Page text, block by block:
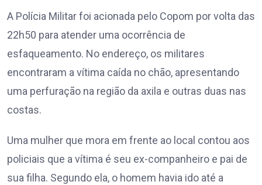
A Polícia Militar foi acionada pelo Copom por volta das
22h50 para atender uma ocorrência de
esfaqueamento. No endereço, os militares
encontraram a vítima caída no chão, apresentando
uma perfuração na região da axila e outras duas nas
costas.
Uma mulher que mora em frente ao local contou aos
policiais que a vítima é seu ex-companheiro e pai de
sua filha. Segundo ela, o homem havia ido até a